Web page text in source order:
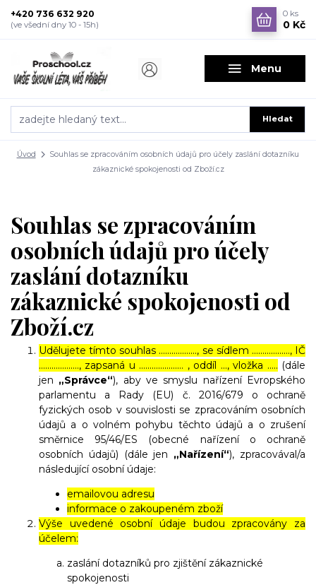
Menu
Hledat
+420 736 632 920
(ve všední dny 10 - 15h)
0 ks
0 Kč
Úvod
Souhlas se zpracováním osobních údajů pro účely zaslání dotazníku
zákaznické spokojenosti od Zboží.cz
Souhlas se zpracováním
osobních údajů pro účely
zaslání dotazníku
zákaznické spokojenosti od
Zboží.cz
Udělujete tímto souhlas ……………..., se sídlem ………………, IČ
………………., zapsaná u ………………… , oddíl …, vložka ….. (dále
jen „Správce“), aby ve smyslu nařízení Evropského
parlamentu a Rady (EU) č. 2016/679 o ochraně
fyzických osob v souvislosti se zpracováním osobních
údajů a o volném pohybu těchto údajů a o zrušení
směrnice 95/46/ES (obecné nařízení o ochraně
osobních údajů) (dále jen „Nařízení“), zpracovával/a
následující osobní údaje:
emailovou adresu
informace o zakoupeném zboží
Výše uvedené osobní údaje budou zpracovány za
účelem:
zaslání dotazníků pro zjištění zákaznické
spokojenosti